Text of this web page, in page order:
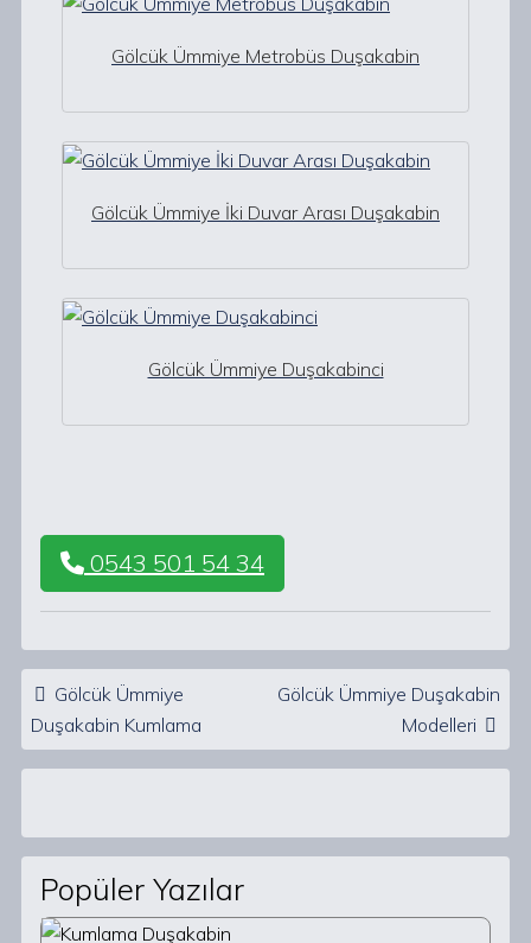
Gölcük Ümmiye Metrobüs Duşakabin
Gölcük Ümmiye İki Duvar Arası Duşakabin
Gölcük Ümmiye Duşakabinci
0543 501 54 34
Post navigation
Gölcük Ümmiye
Duşakabin Kumlama
Gölcük Ümmiye Duşakabin
Modelleri
Popüler Yazılar